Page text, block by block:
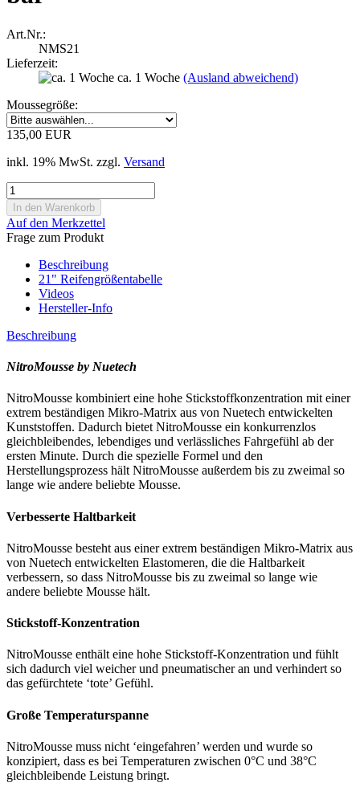
Art.Nr.:
NMS21
Lieferzeit:
ca. 1 Woche (Ausland abweichend)
Moussegröße:
135,00 EUR
inkl. 19% MwSt. zzgl. Versand
Auf den Merkzettel
Frage zum Produkt
Beschreibung
21" Reifengrößentabelle
Videos
Hersteller-Info
Beschreibung
NitroMousse by Nuetech
NitroMousse kombiniert eine hohe Stickstoffkonzentration mit einer
extrem beständigen Mikro-Matrix aus von Nuetech entwickelten
Kunststoffen. Dadurch bietet NitroMousse ein konkurrenzlos
gleichbleibendes, lebendiges und verlässliches Fahrgefühl ab der
ersten Minute. Durch die spezielle Formel und den
Herstellungsprozess hält NitroMousse außerdem bis zu zweimal so
lange wie andere beliebte Mousse.
Verbesserte Haltbarkeit
NitroMousse besteht aus einer extrem beständigen Mikro-Matrix aus
von Nuetech entwickelten Elastomeren, die die Haltbarkeit
verbessern, so dass NitroMousse bis zu zweimal so lange wie
andere beliebte Mousse hält.
Stickstoff-Konzentration
NitroMousse enthält eine hohe Stickstoff-Konzentration und fühlt
sich dadurch viel weicher und pneumatischer an und verhindert so
das gefürchtete ‘tote’ Gefühl.
Große Temperaturspanne
NitroMousse muss nicht ‘eingefahren’ werden und wurde so
konzipiert, dass es bei Temperaturen zwischen 0°C und 38°C
gleichbleibende Leistung bringt.